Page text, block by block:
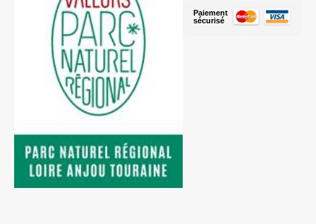
Paiement
sécurisé